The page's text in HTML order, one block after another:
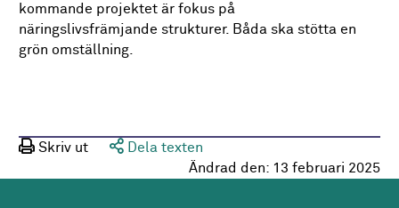
kommande projektet är fokus på
näringslivsfrämjande strukturer. Båda ska stötta en
grön omställning.
Skriv ut
Dela texten
Ändrad den: 13 februari 2025